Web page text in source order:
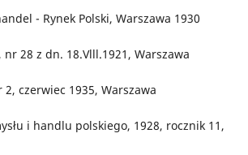
- Rynek Polski, Warszawa 1930
nr 28 z dn. 18.Vlll.1921, Warszawa
2, czerwiec 1935, Warszawa
i handlu polskiego, 1928, rocznik 11,